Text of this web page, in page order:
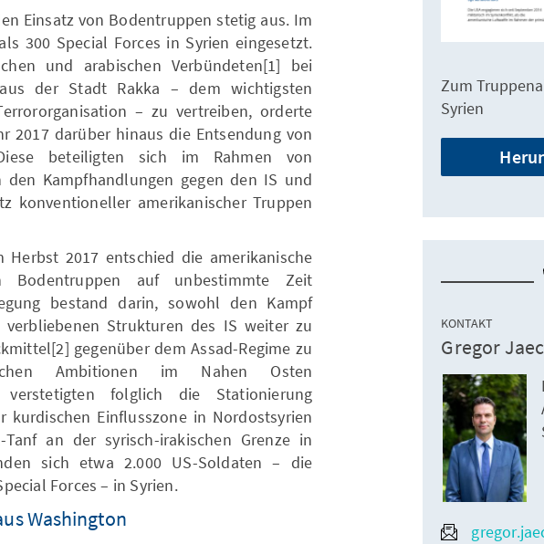
Einsatz von Bodentruppen stetig aus. Im
300 Special Forces in Syrien eingesetzt.
und arabischen Verbündeten[1] bei
der Stadt Rakka – dem wichtigsten
– zu vertreiben, orderte
2017 darüber hinaus die Entsendung von
beteiligten sich im Rahmen von
Kampfhandlungen gegen den IS und
konventioneller amerikanischer Truppen
Herbst 2017 entschied die amerikanische
Bodentruppen auf unbestimmte Zeit
bestand darin, sowohl den Kampf
Strukturen des IS weiter zu
gegenüber dem Assad-Regime zu
Ambitionen im Nahen Osten
verstetigten folglich die Stationierung
kurdischen Einflusszone in Nordostsyrien
an der syrisch-irakischen Grenze in
sich etwa 2.000 US-Soldaten – die
Forces – in Syrien.
Washington
Zum
Syrien
KONTAKT
Gregor